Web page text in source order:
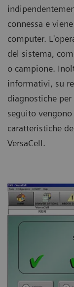
connessa e
computer.
del sistema,
o campione.
informativi, su
diagnostiche
seguito
caratteristiche
VersaCell.